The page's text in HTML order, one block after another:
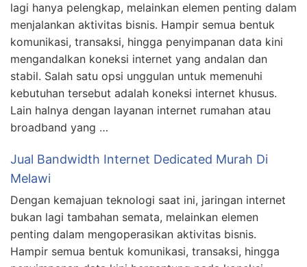
lagi hanya pelengkap, melainkan elemen penting dalam
menjalankan aktivitas bisnis. Hampir semua bentuk
komunikasi, transaksi, hingga penyimpanan data kini
mengandalkan koneksi internet yang andalan dan
stabil. Salah satu opsi unggulan untuk memenuhi
kebutuhan tersebut adalah koneksi internet khusus.
Lain halnya dengan layanan internet rumahan atau
broadband yang …
Jual Bandwidth Internet Dedicated Murah Di
Melawi
Dengan kemajuan teknologi saat ini, jaringan internet
bukan lagi tambahan semata, melainkan elemen
penting dalam mengoperasikan aktivitas bisnis.
Hampir semua bentuk komunikasi, transaksi, hingga